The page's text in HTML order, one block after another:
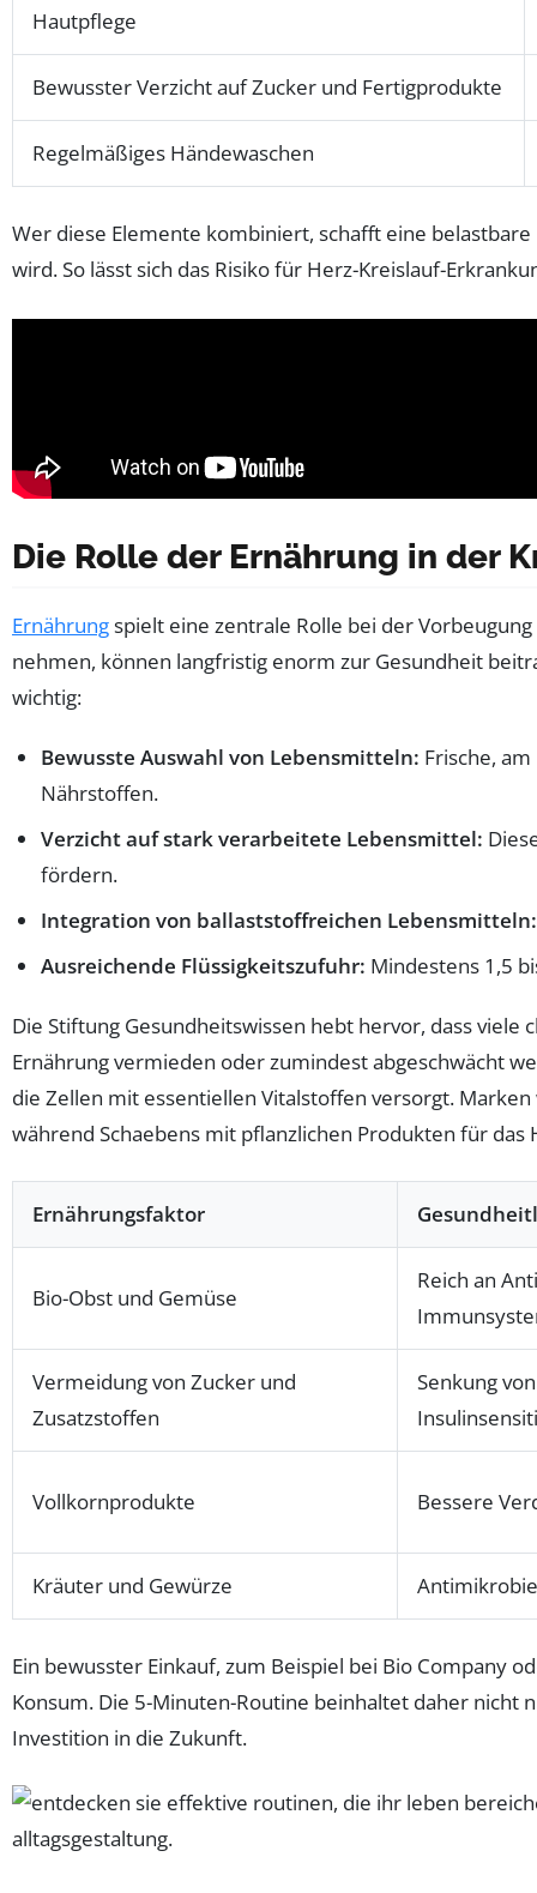
Hautpflege
Bewusster Verzicht auf Zucker und Fertigprodukte
Regelmäßiges Händewaschen
Wer diese Elemente kombiniert, schafft eine
wird. So lässt sich das Risiko für Herz-Kreislauf-
Die Rolle der Ernährung in der
Ernährungspielt eine zentrale Rolle bei der
nehmen, können langfristig enorm zur Gesundheit
wichtig:
Bewusste Auswahl von Lebensmitteln: Frische,
Nährstoffen.
Verzicht auf stark verarbeitete Lebensmittel:
fördern.
Integration von ballaststoffreichen Lebensmitteln:
Ausreichende Flüssigkeitszufuhr: Mindestens 1,5
Die Stiftung Gesundheitswissen hebt hervor, dass
Ernährung vermieden oder zumindest abgeschwächt
die Zellen mit essentiellen Vitalstoffen versorgt.
während Schaebens mit pflanzlichen Produkten für das
Ernährungsfaktor
Bio-Obst und Gemüse
Reich an
Vermeidung von Zucker und
Zusatzstoffen
Senkung
Vollkornprodukte Bessere
Kräuter und Gewürze
Ein bewusster Einkauf, zum Beispiel bei Bio Company
Konsum. Die 5-Minuten-Routine beinhaltet daher nicht
Investition in die Zukunft.